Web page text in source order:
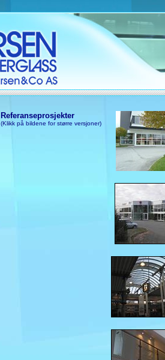
Referanseprosjekter
(Klikk på bildene for større versjoner)